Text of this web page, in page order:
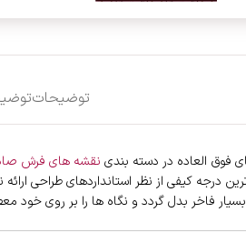
توضیحات
فوق العاده در دسته بندی نقشه های فرش
درجه کیفی از نظر استانداردهای طراحی
فاخر بدل گردد و نگاه ها را بر روی خود